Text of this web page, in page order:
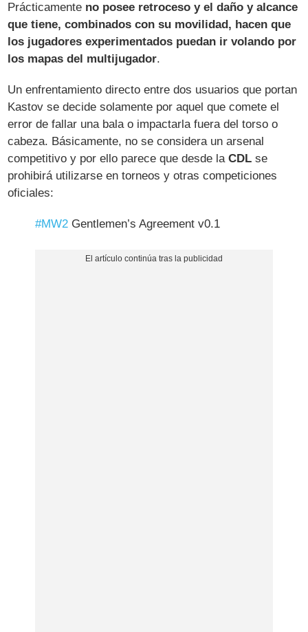
Prácticamente no posee retroceso y el daño y alcance
que tiene, combinados con su movilidad, hacen que
los jugadores experimentados puedan ir volando por
los mapas del multijugador.
Un enfrentamiento directo entre dos usuarios que portan
Kastov se decide solamente por aquel que comete el
error de fallar una bala o impactarla fuera del torso o
cabeza. Básicamente, no se considera un arsenal
competitivo y por ello parece que desde laCDL se
prohibirá utilizarse en torneos y otras competiciones
oficiales:
#MW2 Gentlemen’s Agreement v0.1